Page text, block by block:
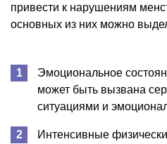
привести к нарушениям
основных из них можно
Эмоциональное
может быть вызвана
ситуациями и
Интенсивные